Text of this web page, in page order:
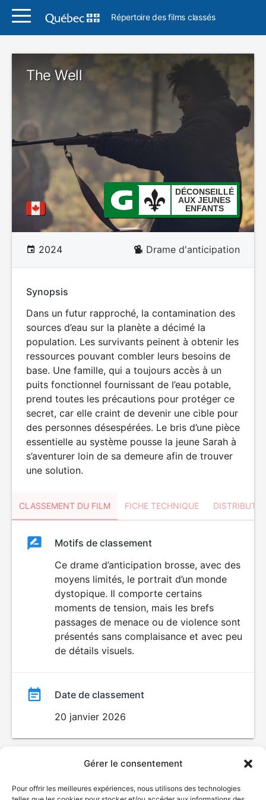
Gérer le consentement
Pour offrir les meilleures expériences, nous utilisons des technologies
Répertoire des films classés
The Well
DÉCONSEILLÉ
AUX JEUNES
ENFANTS
2024 Drame d'anticipation
Synopsis
Dans un futur rapproché, la contamination des
sources d’eau sur la planète a décimé la
population. Les survivants peinent à obtenir les
ressources pouvant combler leurs besoins de
base. Une famille, qui a toujours accès à un
puits fonctionnel fournissant de l’eau potable,
prend toutes les précautions pour protéger ce
secret, car elle craint de devenir une cible pour
des personnes désespérées. Le bris d’une pièce
essentielle au système pousse la jeune Sarah à
s’aventurer loin de sa demeure afin de trouver
une solution.
CLASSEMENT DU FILM FICHE TECHNIQUE
ClassementClassement
DÉCONSEILLÉ
AUX JEUNES
ENFANTS
Motifs de classement
Ce drame d’anticipation brosse, avec des
moyens limités, le portrait d’un monde
dystopique. Il comporte certains
moments de tension, mais les brefs
passages de menace ou de violence sont
présentés sans complaisance et avec peu
de détails visuels.
Date de classement
20 janvier 2026